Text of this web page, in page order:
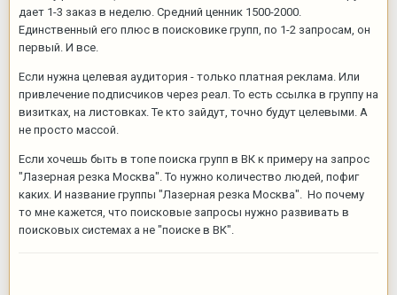
дает 1-3 заказ в неделю. Средний ценник 1500-2000.
Единственный его плюс в поисковике групп, по 1-2 запросам, он
первый. И все.
Если нужна целевая аудитория - только платная реклама. Или
привлечение подписчиков через реал. То есть ссылка в группу на
визитках, на листовках. Те кто зайдут, точно будут целевыми. А
не просто массой.
Если хочешь быть в топе поиска групп в ВК к примеру на запрос
"Лазерная резка Москва". То нужно количество людей, пофиг
каких. И название группы "Лазерная резка Москва". Но почему
то мне кажется, что поисковые запросы нужно развивать в
поисковых системах а не "поиске в ВК".